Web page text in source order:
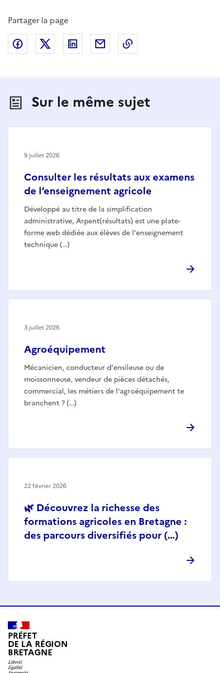
Partager la page
Partager sur Facebook
Partager sur X (anciennement Twitter)
Partager sur LinkedIn
Partager par email
Sur le même sujet
Consulter les résultats aux examens
de l’enseignement agricole
Développé au titre de la simplification
administrative, Arpent(résultats) est une plate-
forme web dédiée aux élèves de l'enseignement
technique (…)
9 juillet 2026
Agroéquipement
Mécanicien, conducteur d'ensileuse ou de
moissonneuse, vendeur de pièces détachés,
commercial, les métiers de l'agroéquipement te
branchent ? (…)
3 juillet 2026
🌿 Découvrez la richesse des
formations agricoles en Bretagne :
des parcours diversifiés pour (…)
22 février 2026
PRÉFET
DE LA RÉGION
BRETAGNE